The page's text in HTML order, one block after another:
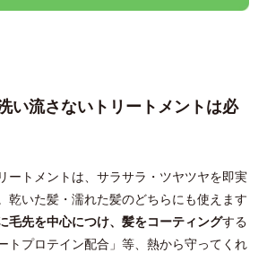
流さないトリートメントは必
ートメントは、サラサラ・ツヤツヤを即実
乾いた髪・濡れた髪のどちらにも使えます
毛先を中心につけ、髪をコーティングする
トプロテイン配合」等、熱から守ってくれ